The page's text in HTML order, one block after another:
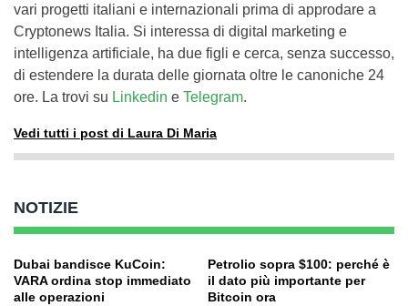
vari progetti italiani e internazionali prima di approdare a
Cryptonews Italia. Si interessa di digital marketing e
intelligenza artificiale, ha due figli e cerca, senza successo,
di estendere la durata delle giornata oltre le canoniche 24
ore. La trovi su Linkedin e Telegram.
Vedi tutti i post di Laura Di Maria
NOTIZIE
Dubai bandisce KuCoin:
VARA ordina stop immediato
alle operazioni
Petrolio sopra $100: perché è
il dato più importante per
Bitcoin ora